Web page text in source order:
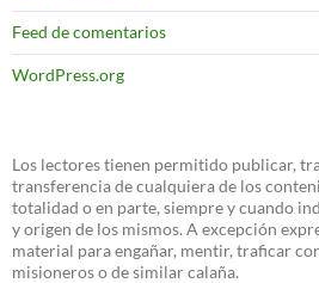
Feed de comentarios
WordPress.org
Los lectores tienen permitido publicar,
transferencia de cualquiera de los
totalidad o en parte, siempre y cuando
y origen de los mismos. A excepción
material para engañar, mentir, traficar
misioneros o de similar calaña.